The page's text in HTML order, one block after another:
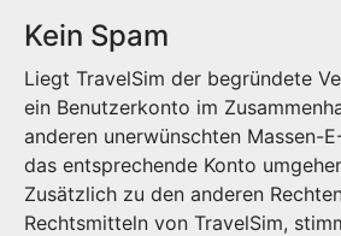
Kein Spam
Liegt TravelSim der begründete
ein Benutzerkonto im
anderen unerwünschten Massen-
das entsprechende Konto
Zusätzlich zu den anderen
Rechtsmitteln von TravelSim,